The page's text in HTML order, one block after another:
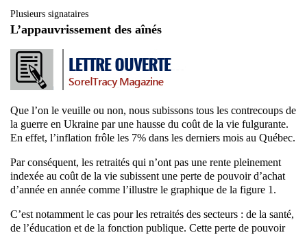
Plusieurs signataires
L’appauvrissement des aînés
Que l’on le veuille ou non, nous subissons tous les contrecoups de
la guerre en Ukraine par une hausse du coût de la vie fulgurante.
En effet, l’inflation frôle les 7% dans les derniers mois au Québec.
Par conséquent, les retraités qui n’ont pas une rente pleinement
indexée au coût de la vie subissent une perte de pouvoir d’achat
d’année en année comme l’illustre le graphique de la figure 1.
C’est notamment le cas pour les retraités des secteurs : de la santé,
de l’éducation et de la fonction publique. Cette perte de pouvoir